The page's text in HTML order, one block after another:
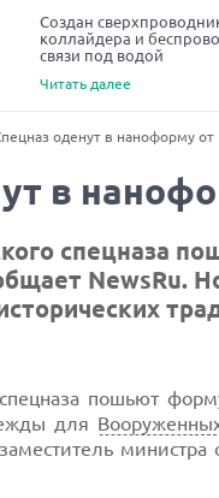
Создан
коллайдера и
связи под водой
Читать далее
оденут в наноформу
в
спецназа
пошьют
для